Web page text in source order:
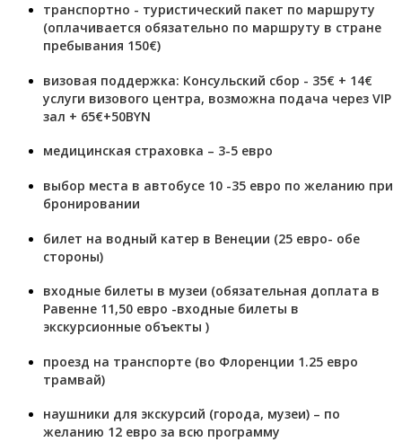
транспортно - туристический пакет по маршруту
(оплачивается обязательно по маршруту в стране
пребывания 150€)
визовая поддержка: Консульский сбор - 35€ + 14€
услуги визового центра, возможна подача через VIP
зал + 65€+50BYN
медицинская страховка – 3-5 евро
выбор места в автобусе 10 -35 евро по желанию при
бронировании
билет на водный катер в Венеции (25 евро- обе
стороны)
входные билеты в музеи (обязательная доплата в
Равенне 11,50 евро -входные билеты в
экскурсионные объекты )
проезд на транспорте (во Флоренции 1.25 евро
трамвай)
наушники для экскурсий (города, музеи) – по
желанию 12 евро за всю программу